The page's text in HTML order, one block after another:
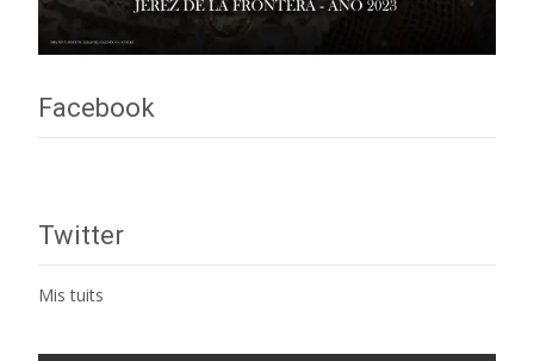
Facebook
Twitter
Mis tuits